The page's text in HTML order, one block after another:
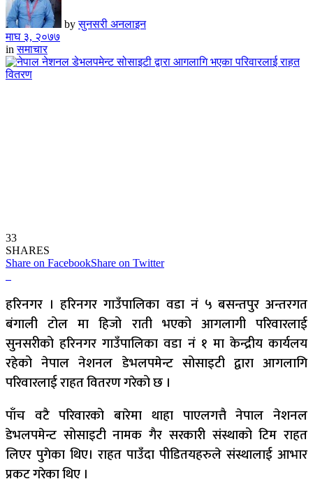
by सुनसरी अनलाइन
माघ ३, २०७७
in समाचार
33
SHARES
Share on FacebookShare on Twitter
हरिनगर । हरिनगर गाउँपालिका वडा नं ५ बसन्तपुर अन्तरगत
बंगाली टोल मा हिजो राती भएको आगलागी परिवारलाई
सुनसरीको हरिनगर गाउँपालिका वडा नं १ मा केन्द्रीय कार्यलय
रहेको नेपाल नेशनल डेभलपमेन्ट सोसाइटी द्वारा आगलागि
परिवारलाई राहत वितरण गरेको छ ।
पाँच वटै परिवारको बारेमा थाहा पाएलगत्तै नेपाल नेशनल
डेभलपमेन्ट सोसाइटी नामक गैर सरकारी संस्थाको टिम राहत
लिएर पुगेका थिए। राहत पाउँदा पीडितयहरुले संस्थालाई आभार
प्रकट गरेका थिए ।